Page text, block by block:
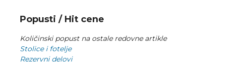
Popusti / Hit cene
Količinski popust na ostale redovne artikle
Stolice i fotelje
Rezervni delovi